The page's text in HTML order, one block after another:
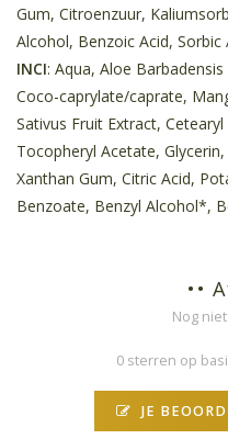
Gum, Citroenzuur,
Alcohol, Benzoic Acid,
INCI: Aqua, Aloe
Coco-caprylate/caprate,
Sativus Fruit Extract,
Tocopheryl Acetate,
Xanthan Gum, Citric Acid,
Benzoate, Benzyl Alcohol*,
••
Nog
0 sterren op
JE